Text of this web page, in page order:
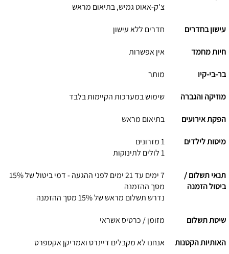
צ'ק-אאוט גמיש, בתיאום מראש
עישון בחדרים חדרים ללא עישון
חיות מחמד אין אפשרות
בר-בי-קיו מותר
מוזיקה והגברה שימוש במערכות הקיימות בלבד
הפקת אירועים בתיאום מראש
מיטות לילדים
1 מזרונים
1 לולים לתינוקות
תנאי תשלום /
ביטול הזמנה
7 ימים עד 21 ימים לפני ההגעה - דמי ביטול של 15%
מסך ההזמנה
נדרש תשלום מראש של 15% מסך ההזמנה
שיטת תשלום מזומן / כרטיס אשראי
האותיות הקטנות אנחנו לא מקבלים דיינרס ואמריקן אקספרס